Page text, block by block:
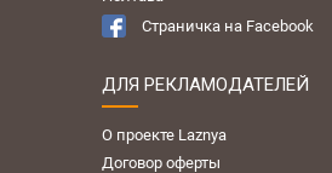
Страничка на Facebook
ДЛЯ РЕКЛАМОДАТЕЛЕЙ
О проекте Laznya
Договор оферты